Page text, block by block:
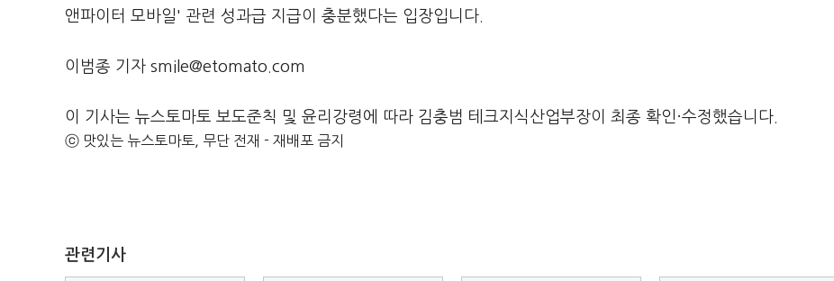
앤파이터 모바일' 관련 성과급 지급이 충분했다는 입장입니다.
이범종 기자 smile@etomato.com
이 기사는 뉴스토마토 보도준칙 및 윤리강령에 따라 김충범 테크지식산업부장이 최종 확인·수정했습니다.
ⓒ 맛있는 뉴스토마토, 무단 전재 - 재배포 금지
관련기사